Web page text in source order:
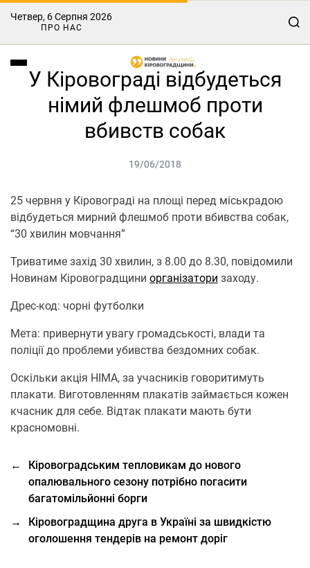
Четвер, 6 Серпня 2026
ПРО НАС
У Кіровограді відбудеться
німий флешмоб проти
вбивств собак
19/06/2018
25 червня у Кіровограді на площі перед міськрадою
відбудеться мирний флешмоб проти вбивства собак,
“30 хвилин мовчання”
Триватиме захід 30 хвилин, з 8.00 до 8.30, повідомили
Новинам Кіровоградщини організатори заходу.
Дрес-код: чорні футболки
Мета: привернути увагу громадськості, влади та
поліції до проблеми убивства бездомних собак.
Оскільки акція НІМА, за учасників говоритимуть
плакати. Виготовленням плакатів займається кожен
кчасник для себе. Відтак плакати мають бути
красномовні.
←
Кіровоградським тепловикам до нового
опалювального сезону потрібно погасити
багатомільйонні борги
→
Кіровоградщина друга в Україні за швидкістю
оголошення тендерів на ремонт доріг